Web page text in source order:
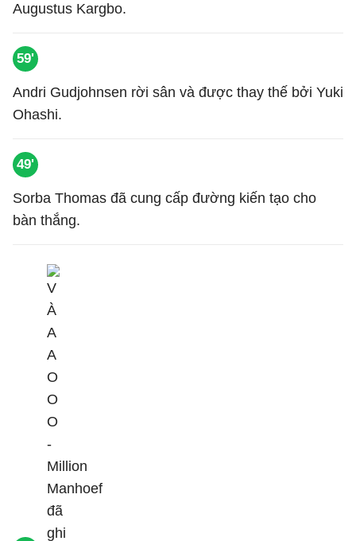
Augustus Kargbo.
59'
Andri Gudjohnsen rời sân và được thay thế bởi Yuki
Ohashi.
49'
Sorba Thomas đã cung cấp đường kiến tạo cho
bàn thắng.